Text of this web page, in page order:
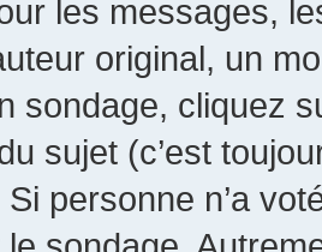
les messages,
original, un
sondage, cliquez
sujet (c’est
personne n’a